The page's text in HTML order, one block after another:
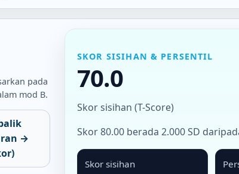
pada
mod B.
→
SKOR SISIHAN & PERSENTIL
70.0
Skor sisihan (T-Score)
Skor 80.00 berada 2.000 SD
Skor sisihan